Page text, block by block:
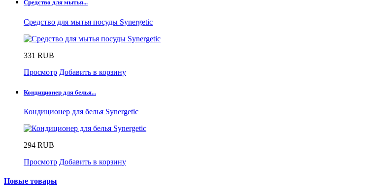
Средство для мытья...
Средство для мытья посуды Synergetic
331 RUB
Просмотр Добавить в корзину
Кондиционер для белья...
Кондиционер для белья Synergetic
294 RUB
Просмотр Добавить в корзину
Новые товары